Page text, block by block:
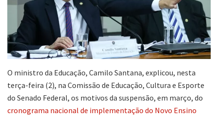
O ministro da Educação, Camilo Santana, explicou, nesta
terça-feira (2), na Comissão de Educação, Cultura e Esporte
do Senado Federal, os motivos da suspensão, em março, do
cronograma nacional de implementação do Novo Ensino